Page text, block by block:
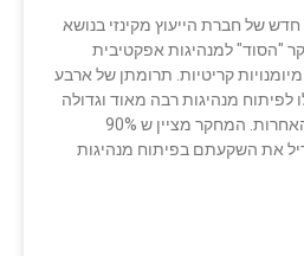
מחקר חדש של חברת הייעוץ מקינזי בנושא
"הסוד" למנהיגות אפקטיבית
קריטיות. תרומתן של ארבע
לפיתוח מנהיגות רבה מאוד וגדולה
משמעותית מהמיומנויות האחרות. המחקר מציין ש 90%
את השקעתם בפיתוח מנהיגות